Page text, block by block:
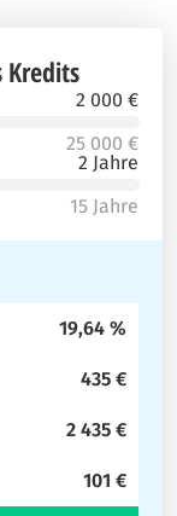
Kredits
2 000 €
25 000 €
2 Jahre
15 Jahre
19,64 %
435 €
2 435 €
101 €